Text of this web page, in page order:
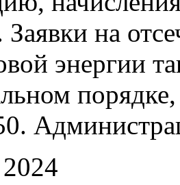
Заявки на
энергии
2024